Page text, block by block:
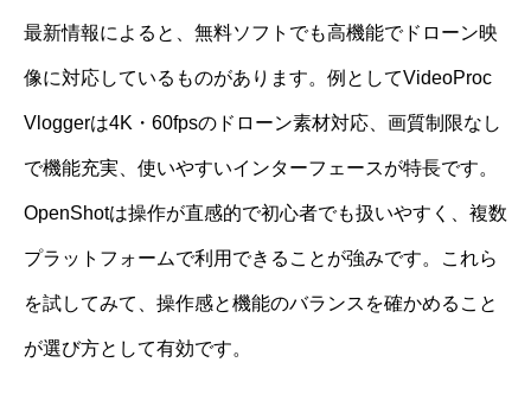
最新情報によると、無料ソフトでも高機能でドローン映
像に対応しているものがあります。例としてVideoProc
Vloggerは4K・60fpsのドローン素材対応、画質制限なし
で機能充実、使いやすいインターフェースが特長です。
OpenShotは操作が直感的で初心者でも扱いやすく、複数
プラットフォームで利用できることが強みです。これら
を試してみて、操作感と機能のバランスを確かめること
が選び方として有効です。